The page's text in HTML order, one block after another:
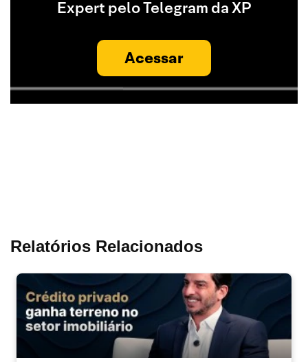
Expert pelo Telegram da XP
Acessar
Relatórios Relacionados